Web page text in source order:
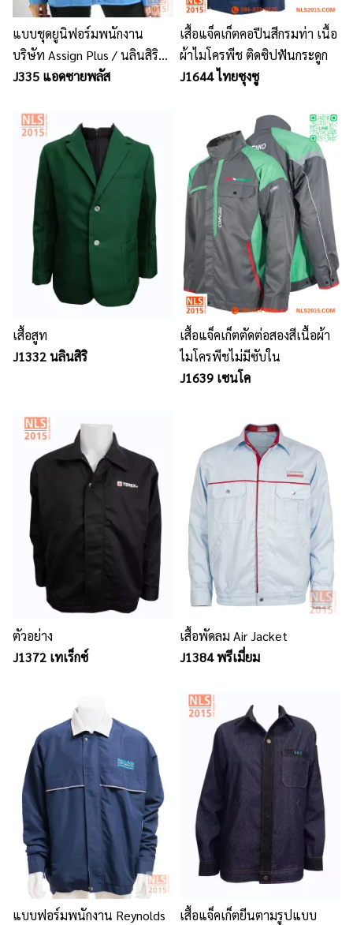
แบบชุดยูนิฟอร์มพนักงาน
บริษัท Assign Plus / นลินสิริ
2015 จำกัด รับตัดออกแบบผลิต
J335 แอดซายพลัส
เสื้อแจ็คเก็ตคอปีนสีกรมท่า เนื้อ
ผ้าไมโครพีช ติดซิปฟันกระดูก
J1644 ไทยซุงซู
เสื้อสูท
J1332 นลินสิริ
เสื้อแจ็คเก็ตตัดต่อสองสีเนื้อผ้า
ไมโครพีชไม่มีซับใน
J1639 เซนโค
ตัวอย่าง
J1372 เทเร็กซ์
เสื้อพัดลม Air Jacket
J1384 พรีเมี่ยม
แบบฟอร์มพนักงาน Reynolds
เสื้อแจ็คเก็ตยีนตามรูปแบบ